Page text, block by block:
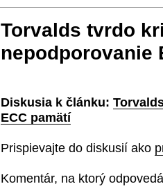
Torvalds tvrdo
nepodporovanie
Diskusia k článku:
ECC pamätí
Prispievajte do diskusií ako
Komentár, na ktorý